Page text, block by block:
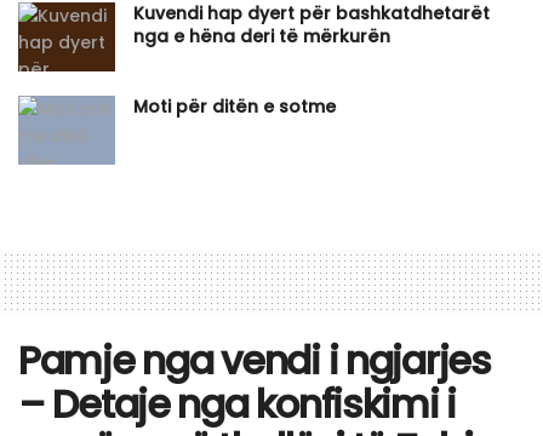
Kuvendi hap dyert për bashkatdhetarët
nga e hëna deri të mërkurën
Moti për ditën e sotme
Pamje nga vendi i ngjarjes
– Detaje nga konfiskimi i